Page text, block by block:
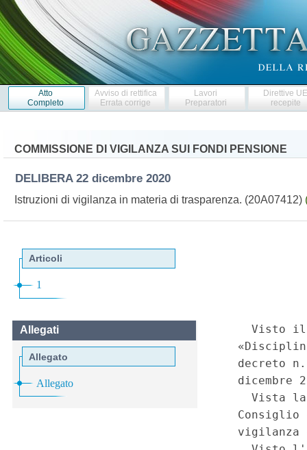
Atto
Completo
Avviso di rettifica
Errata corrige
Lavori
Preparatori
Direttive
recepite
COMMISSIONE DI VIGILANZA SUI FONDI PENSIONE
DELIBERA 22 dicembre 2020
Istruzioni di vigilanza in materia di trasparenza. (20A07412)